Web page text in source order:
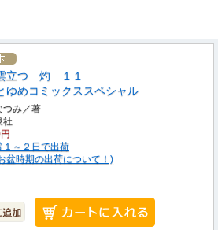
立つ 灼 １１
ゆめコミックススペシャル
つみ／著
社
１～２日で出荷
盆時期の出荷について！)